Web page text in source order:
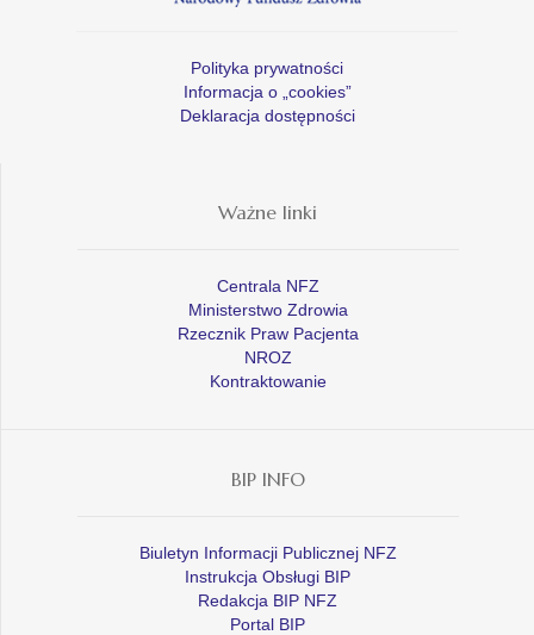
Polityka prywatności
Informacja o „cookies”
Deklaracja dostępności
Ważne linki
Centrala NFZ
Ministerstwo Zdrowia
Rzecznik Praw Pacjenta
NROZ
Kontraktowanie
BIP INFO
Biuletyn Informacji Publicznej NFZ
Instrukcja Obsługi BIP
Redakcja BIP NFZ
Portal BIP